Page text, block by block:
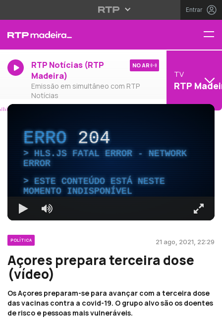
Entrar
RTP Notícias (RTP
Madeira)
Emissão em simultâneo com RTP
Notícias
NO AR
TV
RTP
ERRO204
HLS.JS FATAL ERROR - NETWORK
ERROR
ESTE CONTEÚDO ESTÁ NESTE
MOMENTO INDISPONÍVEL
POLÍTICA 21 ago, 2021, 22:29
Açores prepara terceira dose
(vídeo)
Os Açores preparam-se para avançar com a terceira dose
das vacinas contra a covid-19. O grupo alvo são os doentes
de risco e pessoas mais vulneráveis.